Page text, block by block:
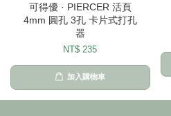
可得優 · PIERCER 活頁
4mm 圓孔 3孔 卡片式打孔
器
NT$ 235
加入購物車